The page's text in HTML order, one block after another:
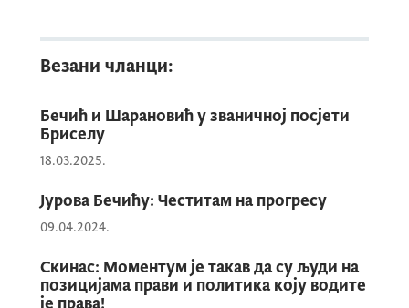
чије је основни задатак био успостављање
поморске информативне јединице као
што је у складу са међународним
стандардима и чиме су органи
обавјештајно безбједносног сектора
оквиру међународне обавјештајне
заједнице.
Овај Споразум представља значајан
Везани чланци:
Бечић и Шарановић у званичној посјети
Бриселу
18.03.2025.
Јурова Бечићу: Честитам на прогресу
09.04.2024.
Скинас: Моментум је такав да су људи на
позицијама прави и политика коју водите
је права!